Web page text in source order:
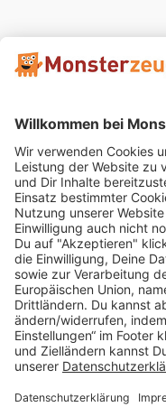
Impressum